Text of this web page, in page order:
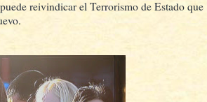
reivindicar el Terrorismo de Estado que